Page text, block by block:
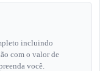
incluindo
com o valor de
você.